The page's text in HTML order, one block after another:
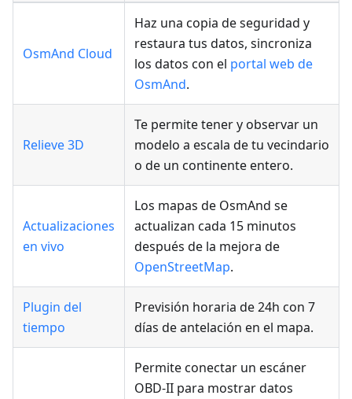
OsmAnd Cloud
Haz una copia de seguridad y
restaura tus datos, sincroniza
los datos con el portal web de
OsmAnd.
Relieve 3D
Te permite tener y observar un
modelo a escala de tu vecindario
o de un continente entero.
Actualizaciones
en vivo
Los mapas de OsmAnd se
actualizan cada 15 minutos
después de la mejora de
OpenStreetMap.
Plugin del
tiempo
Previsión horaria de 24h con 7
días de antelación en el mapa.
Permite conectar un escáner
OBD-II para mostrar datos